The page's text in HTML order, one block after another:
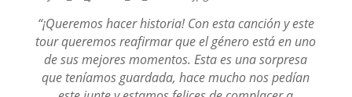
“¡Queremos hacer historia! Con esta canción y este
tour queremos reafirmar que el género está en uno
de sus mejores momentos. Esta es una sorpresa
que teníamos guardada, hace mucho nos pedían